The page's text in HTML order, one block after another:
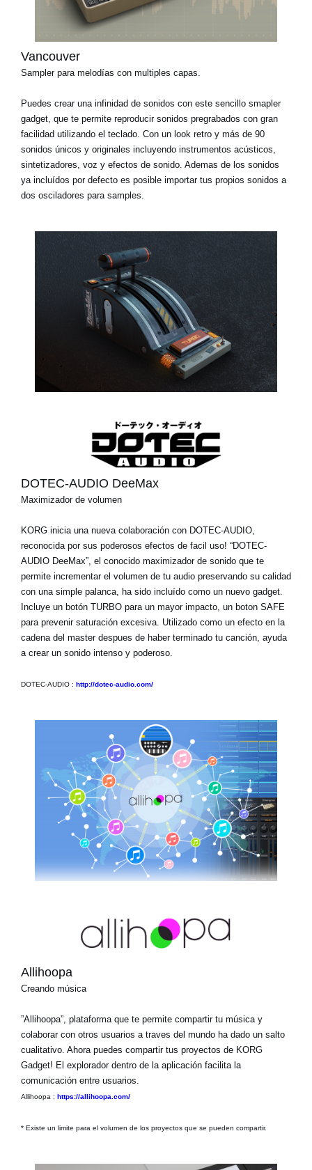
Vancouver
Sampler para melodías con multiples capas.
Puedes crear una infinidad de sonidos con este sencillo smapler
gadget, que te permite reproducir sonidos pregrabados con gran
facilidad utilizando el teclado. Con un look retro y más de 90
sonidos únicos y originales incluyendo instrumentos acústicos,
sintetizadores, voz y efectos de sonido. Ademas de los sonidos
ya incluídos por defecto es posible importar tus propios sonidos a
dos osciladores para samples.
DOTEC-AUDIO DeeMax
Maximizador de volumen
KORG inicia una nueva colaboración con DOTEC-AUDIO,
reconocida por sus poderosos efectos de facil uso! “DOTEC-
AUDIO DeeMax”, el conocido maximizador de sonido que te
permite incrementar el volumen de tu audio preservando su calidad
con una simple palanca, ha sido incluído como un nuevo gadget.
Incluye un botón TURBO para un mayor impacto, un boton SAFE
para prevenir saturación excesiva. Utilizado como un efecto en la
cadena del master despues de haber terminado tu canción, ayuda
a crear un sonido intenso y poderoso.
DOTEC-AUDIO : http://dotec-audio.com/
Allihoopa
Creando música
”Allihoopa”, plataforma que te permite compartir tu música y
colaborar con otros usuarios a traves del mundo ha dado un salto
cualitativo. Ahora puedes compartir tus proyectos de KORG
Gadget! El explorador dentro de la aplicación facilita la
comunicación entre usuarios.
Allihoopa : https://allihoopa.com/
* Existe un limite para el volumen de los proyectos que se pueden compartir.